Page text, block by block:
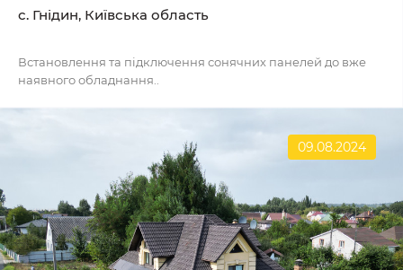
с. Гнідин, Київська область
Встановлення та підключення сонячних панелей до вже
наявного обладнання..
09.08.2024